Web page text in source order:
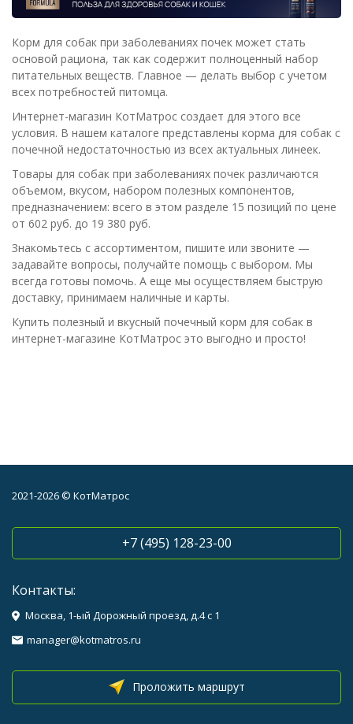
Корм для собак при заболеваниях почек может стать
основой рациона, так как содержит полноценный набор
питательных веществ. Главное — делать выбор с учетом
всех потребностей питомца.
Интернет-магазин КотМатрос создает для этого все
условия. В нашем каталоге представлены корма для собак с
почечной недостаточностью из всех актуальных линеек.
Товары для собак при заболеваниях почек различаются
объемом, вкусом, набором полезных компонентов,
предназначением: всего в этом разделе 15 позиций по цене
от 602 руб. до 19 380 руб.
Знакомьтесь с ассортиментом, пишите или звоните —
задавайте вопросы, получайте помощь с выбором. Мы
всегда готовы помочь. А еще мы осуществляем быструю
доставку, принимаем наличные и карты.
Купить полезный и вкусный почечный корм для собак в
интернет-магазине КотМатрос это выгодно и просто!
2021-2026 © КотМатрос
+7 (495) 128-23-00
Контакты:
Москва, 1-ый Дорожный проезд, д.4 с 1
manager@kotmatros.ru
Проложить маршрут